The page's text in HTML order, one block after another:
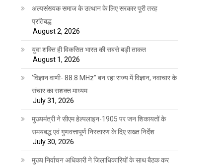
अल्पसंख्यक समाज के उत्थान के लिए सरकार पूरी तरह
प्रतिबद्ध
August 2, 2026
युवा शक्ति ही विकसित भारत की सबसे बड़ी ताकत
August 1, 2026
‘विज्ञान वाणी- 88.8 MHz” बन रहा राज्य में विज्ञान, नवाचार के
संचार का सशक्त माध्यम
July 31, 2026
मुख्यमंत्री ने सीएम हेल्पलाइन-1905 पर जन शिकायतों के
समयबद्ध एवं गुणवत्तापूर्ण निस्तारण के दिए सख्त निर्देश
July 30, 2026
मुख्य निर्वाचन अधिकारी ने जिलाधिकारियों के साथ बैठक कर